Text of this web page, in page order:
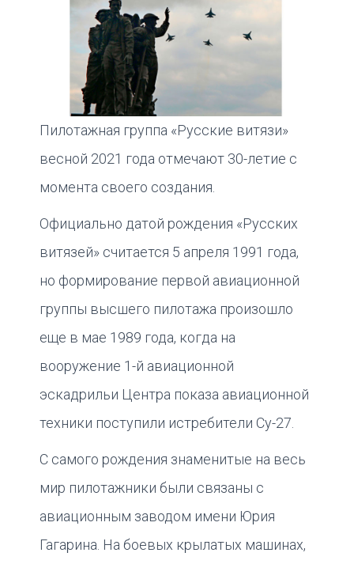
Пилотажная группа «Русские витязи»
весной 2021 года отмечают 30-летие с
момента своего создания.
Официально датой рождения «Русских
витязей» считается 5 апреля 1991 года,
но формирование первой авиационной
группы высшего пилотажа произошло
еще в мае 1989 года, когда на
вооружение 1-й авиационной
эскадрильи Центра показа авиационной
техники поступили истребители Су-27.
С самого рождения знаменитые на весь
мир пилотажники были связаны с
авиационным заводом имени Юрия
Гагарина. На боевых крылатых машинах,